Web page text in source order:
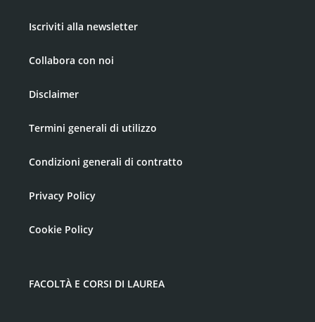
Iscriviti alla newsletter
Collabora con noi
Disclaimer
Termini generali di utilizzo
Condizioni generali di contratto
Privacy Policy
Cookie Policy
FACOLTÀ E CORSI DI LAUREA